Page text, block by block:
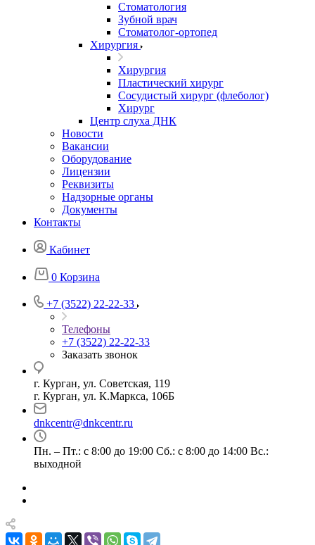
Стоматология
Зубной врач
Стоматолог-ортопед
Хирургия
Хирургия
Пластический хирург
Сосудистый хирург (флеболог)
Хирург
Центр слуха ДНК
Новости
Вакансии
Оборудование
Лицензии
Реквизиты
Надзорные органы
Документы
Контакты
Кабинет
0 Корзина
+7 (3522) 22-22-33
Телефоны
+7 (3522) 22-22-33
Заказать звонок
г. Курган, ул. Советская, 119
г. Курган, ул. К.Маркса, 106Б
dnkcentr@dnkcentr.ru
Пн. – Пт.: с 8:00 до 19:00 Сб.: с 8:00 до 14:00 Вс.:
выходной